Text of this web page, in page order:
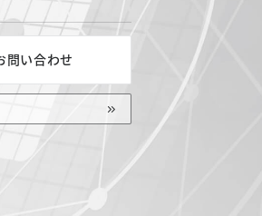
問い合わせ